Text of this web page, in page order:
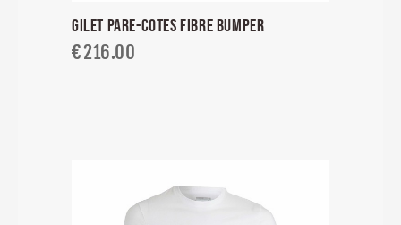
GILET PARE-COTES FIBRE BUMPER
€216.00